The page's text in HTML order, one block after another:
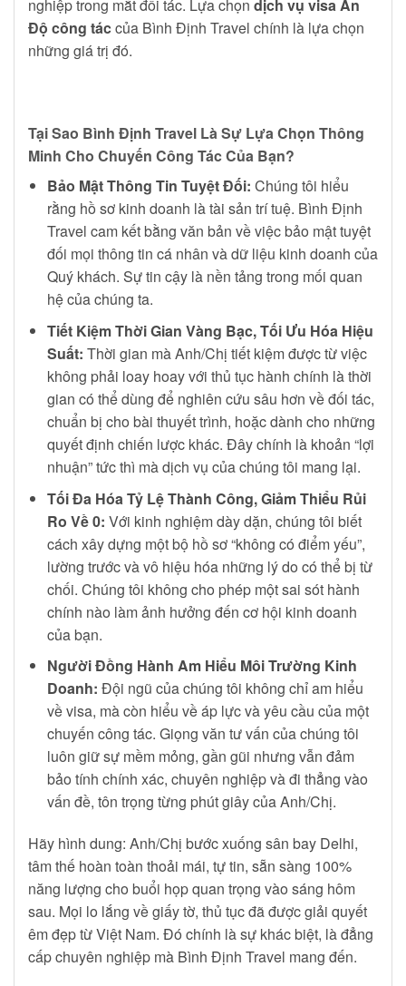
nghiệp trong mắt đối tác. Lựa chọn dịch vụ visa Ấn
Độ công táccủa Bình Định Travel chính là lựa chọn
những giá trị đó.
Tại Sao Bình Định Travel Là Sự Lựa Chọn Thông
Minh Cho Chuyến Công Tác Của Bạn?
Bảo Mật Thông Tin Tuyệt Đối: Chúng tôi hiểu
rằng hồ sơ kinh doanh là tài sản trí tuệ. Bình Định
Travel cam kết bằng văn bản về việc bảo mật tuyệt
đối mọi thông tin cá nhân và dữ liệu kinh doanh của
Quý khách. Sự tin cậy là nền tảng trong mối quan
hệ của chúng ta.
Tiết Kiệm Thời Gian Vàng Bạc, Tối Ưu Hóa Hiệu
Suất: Thời gian mà Anh/Chị tiết kiệm được từ việc
không phải loay hoay với thủ tục hành chính là thời
gian có thể dùng để nghiên cứu sâu hơn về đối tác,
chuẩn bị cho bài thuyết trình, hoặc dành cho những
quyết định chiến lược khác. Đây chính là khoản “lợi
nhuận” tức thì mà dịch vụ của chúng tôi mang lại.
Tối Đa Hóa Tỷ Lệ Thành Công, Giảm Thiểu Rủi
Ro Về 0: Với kinh nghiệm dày dặn, chúng tôi biết
cách xây dựng một bộ hồ sơ “không có điểm yếu”,
lường trước và vô hiệu hóa những lý do có thể bị từ
chối. Chúng tôi không cho phép một sai sót hành
chính nào làm ảnh hưởng đến cơ hội kinh doanh
của bạn.
Người Đồng Hành Am Hiểu Môi Trường Kinh
Doanh: Đội ngũ của chúng tôi không chỉ am hiểu
về visa, mà còn hiểu về áp lực và yêu cầu của một
chuyến công tác. Giọng văn tư vấn của chúng tôi
luôn giữ sự mềm mỏng, gần gũi nhưng vẫn đảm
bảo tính chính xác, chuyên nghiệp và đi thẳng vào
vấn đề, tôn trọng từng phút giây của Anh/Chị.
Hãy hình dung: Anh/Chị bước xuống sân bay Delhi,
tâm thế hoàn toàn thoải mái, tự tin, sẵn sàng 100%
năng lượng cho buổi họp quan trọng vào sáng hôm
sau. Mọi lo lắng về giấy tờ, thủ tục đã được giải quyết
êm đẹp từ Việt Nam. Đó chính là sự khác biệt, là đẳng
cấp chuyên nghiệp mà Bình Định Travel mang đến.